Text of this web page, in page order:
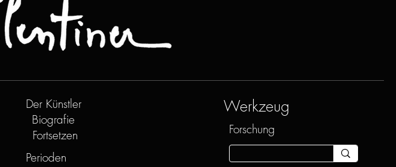
Der Künstler
Biografie
Fortsetzen
Perioden
Werkzeug
Forschung